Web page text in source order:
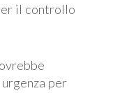
il controllo
per